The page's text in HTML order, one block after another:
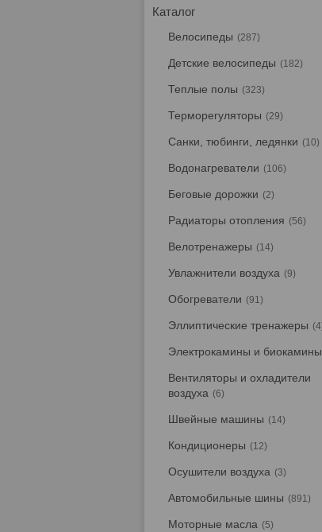
Каталог
Велосипеды 287
Детские велосипеды 182
Теплые полы 323
Терморегуляторы 29
Санки, тюбинги, ледянки 10
Водонагреватели 106
Беговые дорожки 2
Радиаторы отопления 56
Велотренажеры 14
Увлажнители воздуха 9
Обогреватели 91
Эллиптические тренажеры 4
Электрокамины и биокамины
Вентиляторы и охладители
воздуха
6
Швейные машины 14
Кондиционеры 12
Осушители воздуха 3
Автомобильные шины 891
Моторные масла 5